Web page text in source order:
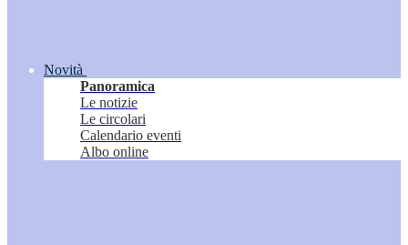
Novità
Panoramica
Le notizie
Le circolari
Calendario eventi
Albo online